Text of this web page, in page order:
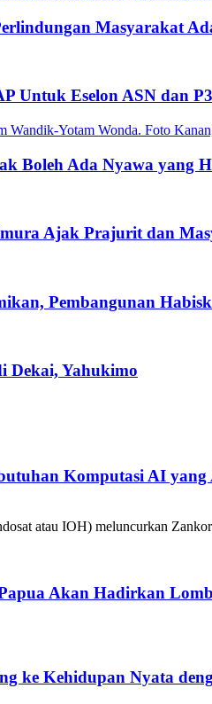
Masyarakat
Untuk Eselon ASN dan
Boleh Ada Nyawa yang
Ajak Prajurit dan
Pembangunan
Dekai, Yahukimo
Komputasi AI yang
atau IOH) meluncurkan
Akan Hadirkan
ke Kehidupan Nyata